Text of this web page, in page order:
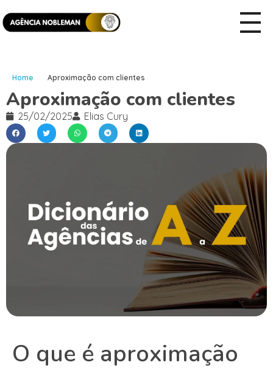
Home Aproximação com clientes
Aproximação com clientes
25/02/2025 Elias Cury
O que é aproximação